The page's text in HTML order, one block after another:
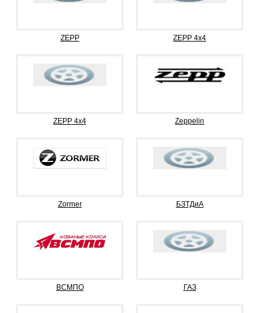
ZEPP ZEPP 4x4
ZEPP 4х4 Zeppelin
Zormer БЗТДиА
ВСМПО ГАЗ